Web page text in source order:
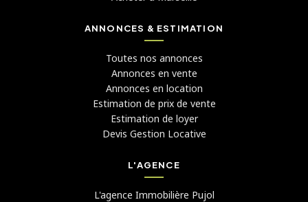
ANNONCES & ESTIMATION
Toutes nos annonces
Annonces en vente
Annonces en location
Estimation de prix de vente
Estimation de loyer
Devis Gestion Locative
L'AGENCE
L'agence Immobilière Pujol